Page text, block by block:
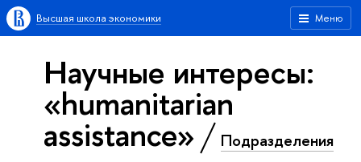
Меню
Высшая школа экономики
Научные интересы:
«humanitarian
assistance» Подразделения